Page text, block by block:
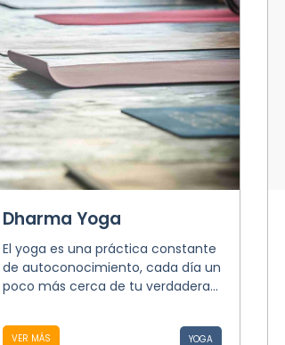
Dharma Yoga
El yoga es una práctica constante
de autoconocimiento, cada día un
poco más cerca de tu verdadera...
VER MÁS YOGA